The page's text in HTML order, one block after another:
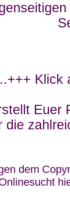
Klick
Euer
die
dem